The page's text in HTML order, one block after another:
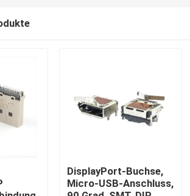
DisplayPort-Buchse,
Micro-USB-Anschluss,